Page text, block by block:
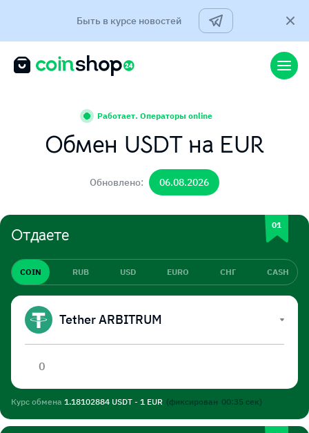
Быть в курсе новостей
Работает. Операторы online
Обмен USDT на EUR
Обновлено: 06.08.2026
Отдаете
COIN RUB USD EURO СНГ CASH
Tether ARBITRUM
Курс обмена 1.18102884 USDT - 1 EUR (фиксирован 00:35 сек)